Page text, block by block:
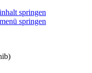
springen
springen